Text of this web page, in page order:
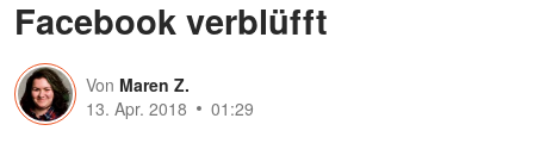
Facebook verblüfft
Von Maren Z.
13. Apr. 2018
01:29